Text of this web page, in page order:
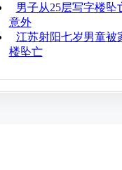
男子从25层写字楼坠
意外
江苏射阳七岁男童被
楼坠亡